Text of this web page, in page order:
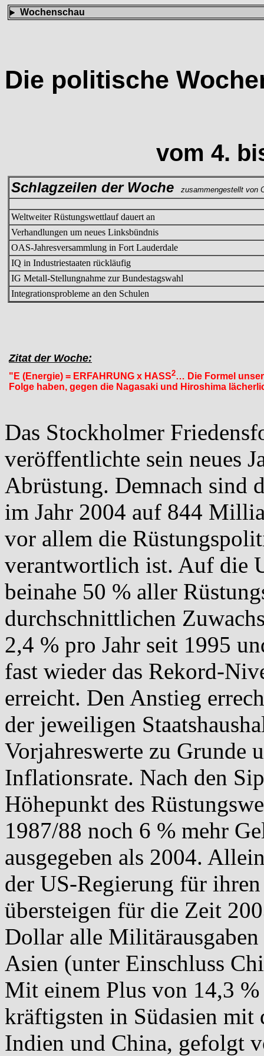
Wochenschau
Die politische
vom 4.
Schlagzeilen der Woche zusammengestellt von
Weltweiter Rüstungswettlauf dauert an
Verhandlungen um neues Linksbündnis
OAS-Jahresversammlung in Fort Lauderdale
IQ in Industriestaaten rückläufig
IG Metall-Stellungnahme zur Bundestagswahl
Integrationsprobleme an den Schulen
Zitat der Woche:
"E (Energie) = ERFAHRUNG x HASS2… Die Formel
Folge haben, gegen die Nagasaki und Hiroshima
Das Stockholmer
veröffentlichte sein neues
Abrüstung. Demnach sind
im Jahr 2004 auf 844
vor allem die
verantwortlich ist. Auf die
beinahe 50 % aller
durchschnittlichen
2,4 % pro Jahr seit 1995
fast wieder das Rekord-
erreicht. Den Anstieg
der jeweiligen
Vorjahreswerte zu Grunde
Inflationsrate. Nach den
Höhepunkt des
1987/88 noch 6 % mehr
ausgegeben als 2004.
der US-Regierung für
übersteigen für die Zeit
Dollar alle
Asien (unter Einschluss
Mit einem Plus von 14,3
kräftigsten in Südasien mit
Indien und China, gefolgt